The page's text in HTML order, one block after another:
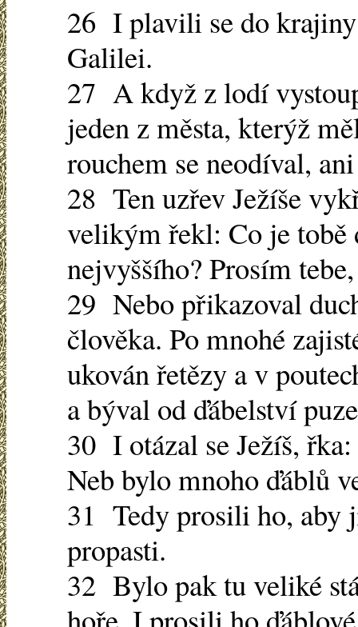
26 I plavili se do krajiny
Galilei.
27 A když z lodí
jeden z města, kterýž
rouchem se neodíval,
28 Ten uzřev Ježíše
velikým řekl: Co je tobě
nejvyššího? Prosím
29 Nebo přikazoval
člověka. Po mnohé
ukován řetězy a v
a býval od ďábelství
30 I otázal se Ježíš,
Neb bylo mnoho ďáblů
31 Tedy prosili ho, aby
propasti.
32 Bylo pak tu veliké
hoře. I prosili ho